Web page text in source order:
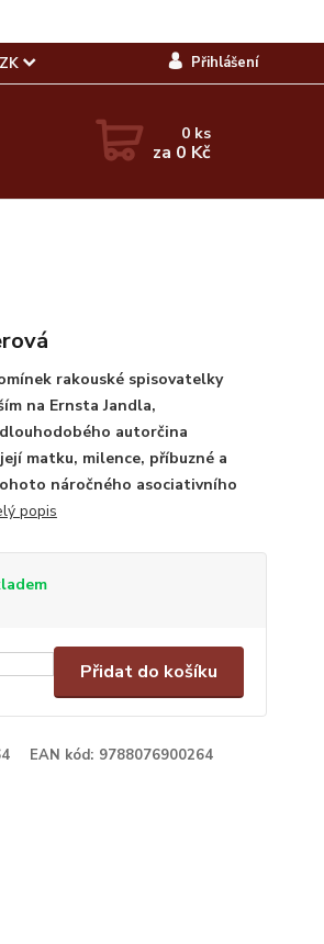
Přihlášení
0 ks
za 0 Kč
rakouské spisovatelky
na Ernsta Jandla,
autorčina
matku, milence, příbuzné a
náročného asociativního
popis
Přidat do košíku
EAN kód: 9788076900264